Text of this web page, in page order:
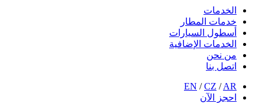
الخدمات
خدمات المطار
أسطول السيارات
الخدمات الإضافية
من نحن
اتصل بنا
EN / CZ / AR
احجز الآن